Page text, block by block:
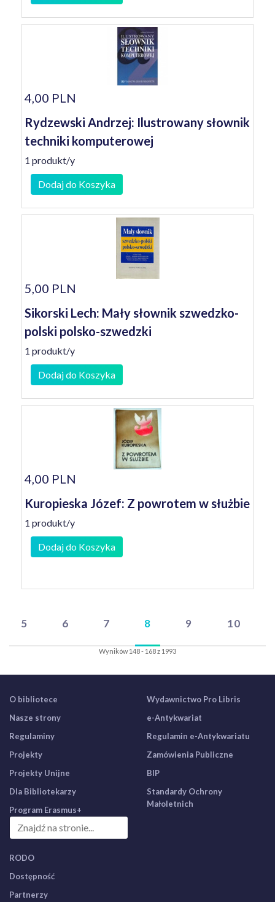
4,00 PLN
Rydzewski Andrzej: Ilustrowany słownik
techniki komputerowej
1 produkt/y
Dodaj do Koszyka
5,00 PLN
Sikorski Lech: Mały słownik szwedzko-
polski polsko-szwedzki
1 produkt/y
Dodaj do Koszyka
4,00 PLN
Kuropieska Józef: Z powrotem w służbie
1 produkt/y
Dodaj do Koszyka
5 6 7 8 9 10
Wyników 148 - 168 z 1993
O bibliotece
Nasze strony
Regulaminy
Projekty
Projekty Unijne
Dla Bibliotekarzy
Program Erasmus+
Wydawnictwo Pro Libris
e-Antykwariat
Regulamin e-Antykwariatu
Zamówienia Publiczne
BIP
Standardy Ochrony
Małoletnich
RODO
Dostępność
Partnerzy